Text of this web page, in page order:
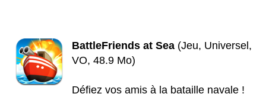
BattleFriends at Sea (Jeu, Universel,
VO, 48.9 Mo)
Défiez vos amis à la bataille navale !